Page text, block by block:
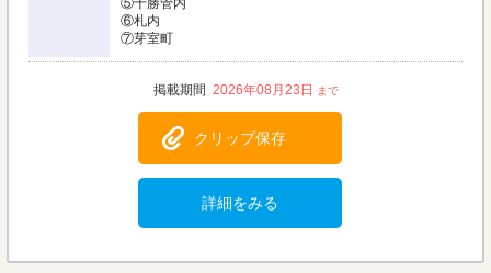
⑤十勝管内
⑥札内
⑦芽室町
2026年08月23日
クリップ保存
詳細をみる